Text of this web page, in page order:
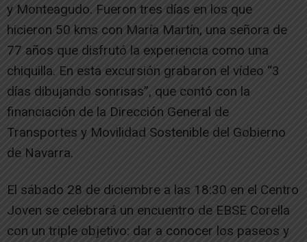
y Monteagudo. Fueron tres días en los que
hicieron 50 kms con María Martín, una señora de
77 años que disfrutó la experiencia como una
chiquilla. En esta excursión grabaron el vídeo “3
días dibujando sonrisas”, que contó con la
financiación de la Dirección General de
Transportes y Movilidad Sostenible del Gobierno
de Navarra.
El sábado 28 de diciembre a las 18:30 en el Centro
Joven se celebrará un encuentro de EBSE Corella
con un triple objetivo: dar a conocer los paseos y